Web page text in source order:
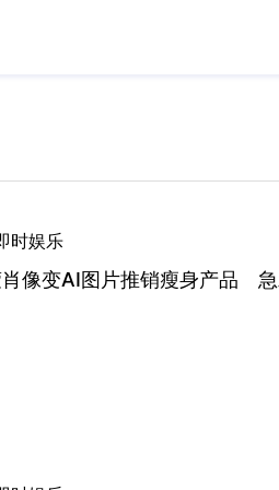
时娱乐
像变AI图片推销瘦身产品